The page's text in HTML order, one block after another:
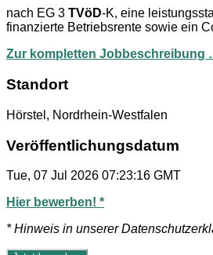
nach EG 3 TVöD-K, eine
finanzierte Betriebsrente sowie ein
Zur kompletten Jobbeschreibung
Standort
Hörstel, Nordrhein-Westfalen
Veröffentlichungsdatum
Tue, 07 Jul 2026 07:23:16 GMT
Hier bewerben! *
* Hinweis in unserer